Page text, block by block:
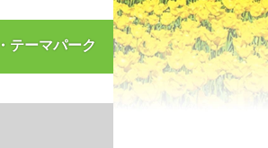
テーマパーク